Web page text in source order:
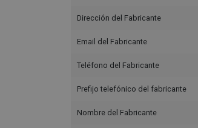
Dirección del Fabricante
Email del Fabricante
Teléfono del Fabricante
Prefijo telefónico del fabricante
Nombre del Fabricante